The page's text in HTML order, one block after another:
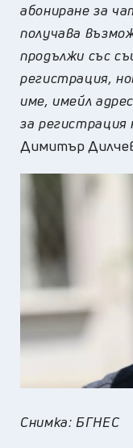
абониране за
получава
продължи със
регистрация,
име, имейл
за
Димитър
Снимка: БГНЕС